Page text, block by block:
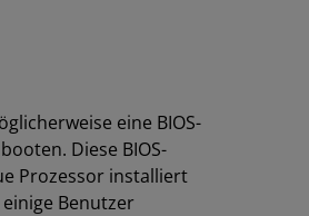
eine BIOS-
Diese BIOS-
Prozessor installiert
Benutzer